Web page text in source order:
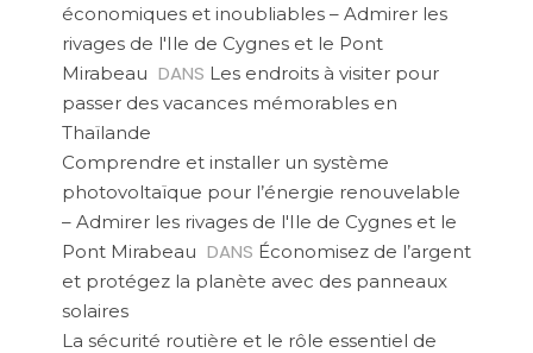
économiques et inoubliables – Admirer les
rivages de l'Ile de Cygnes et le Pont
Mirabeau DANS Les endroits à visiter pour
passer des vacances mémorables en
Thaïlande
Comprendre et installer un système
photovoltaïque pour l’énergie renouvelable
– Admirer les rivages de l'Ile de Cygnes et le
Pont Mirabeau DANS Économisez de l’argent
et protégez la planète avec des panneaux
solaires
La sécurité routière et le rôle essentiel de